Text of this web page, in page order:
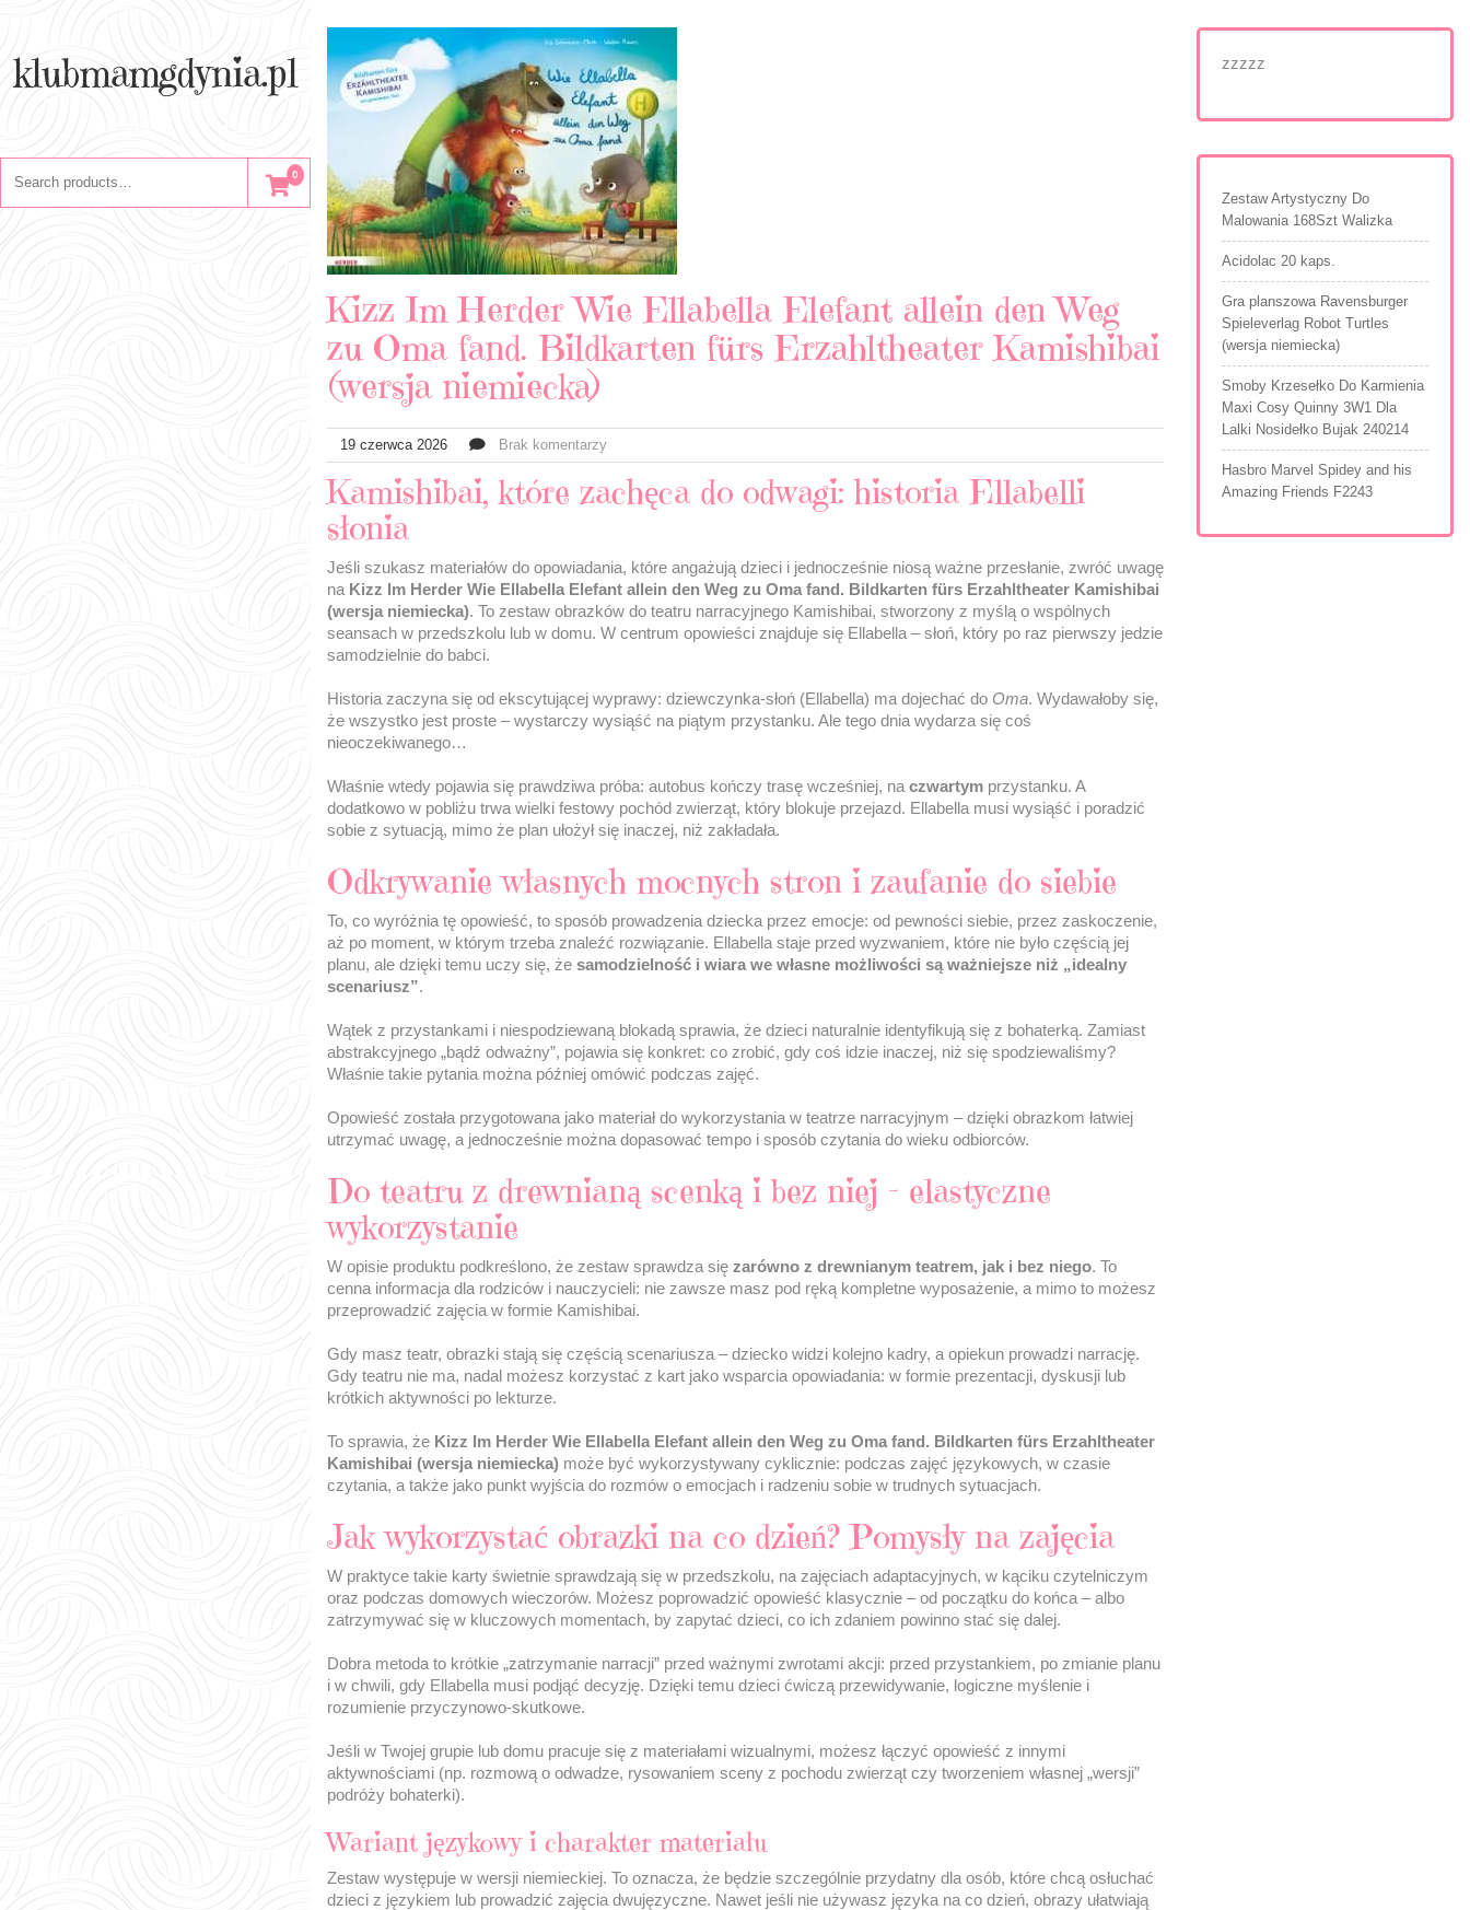
content
klubmamgdynia.pl
for:
0
Kizz Im Herder Wie Ellabella Elefant allein den Weg
zu Oma fand. Bildkarten fürs Erzahltheater Kamishibai
(wersja niemiecka)
19 czerwca 2026 Brak komentarzy
Kamishibai, które zachęca do odwagi: historia Ellabelli
słonia
Jeśli szukasz materiałów do opowiadania, które angażują dzieci i jednocześnie niosą ważne przesłanie, zwróć uwagę
na Kizz Im Herder Wie Ellabella Elefant allein den Weg zu Oma fand. Bildkarten fürs Erzahltheater Kamishibai
(wersja niemiecka). To zestaw obrazków do teatru narracyjnego Kamishibai, stworzony z myślą o wspólnych
seansach w przedszkolu lub w domu. W centrum opowieści znajduje się Ellabella – słoń, który po raz pierwszy jedzie
samodzielnie do babci.
Historia zaczyna się od ekscytującej wyprawy: dziewczynka-słoń (Ellabella) ma dojechać do Oma. Wydawałoby się,
że wszystko jest proste – wystarczy wysiąść na piątym przystanku. Ale tego dnia wydarza się coś
nieoczekiwanego…
Właśnie wtedy pojawia się prawdziwa próba: autobus kończy trasę wcześniej, na czwartym przystanku. A
dodatkowo w pobliżu trwa wielki festowy pochód zwierząt, który blokuje przejazd. Ellabella musi wysiąść i poradzić
sobie z sytuacją, mimo że plan ułożył się inaczej, niż zakładała.
Odkrywanie własnych mocnych stron i zaufanie do siebie
To, co wyróżnia tę opowieść, to sposób prowadzenia dziecka przez emocje: od pewności siebie, przez zaskoczenie,
aż po moment, w którym trzeba znaleźć rozwiązanie. Ellabella staje przed wyzwaniem, które nie było częścią jej
planu, ale dzięki temu uczy się, że samodzielność i wiara we własne możliwości są ważniejsze niż „idealny
scenariusz”.
Wątek z przystankami i niespodziewaną blokadą sprawia, że dzieci naturalnie identyfikują się z bohaterką. Zamiast
abstrakcyjnego „bądź odważny”, pojawia się konkret: co zrobić, gdy coś idzie inaczej, niż się spodziewaliśmy?
Właśnie takie pytania można później omówić podczas zajęć.
Opowieść została przygotowana jako materiał do wykorzystania w teatrze narracyjnym – dzięki obrazkom łatwiej
utrzymać uwagę, a jednocześnie można dopasować tempo i sposób czytania do wieku odbiorców.
Do teatru z drewnianą scenką i bez niej – elastyczne
wykorzystanie
W opisie produktu podkreślono, że zestaw sprawdza się zarówno z drewnianym teatrem, jak i bez niego. To
cenna informacja dla rodziców i nauczycieli: nie zawsze masz pod ręką kompletne wyposażenie, a mimo to możesz
przeprowadzić zajęcia w formie Kamishibai.
Gdy masz teatr, obrazki stają się częścią scenariusza – dziecko widzi kolejno kadry, a opiekun prowadzi narrację.
Gdy teatru nie ma, nadal możesz korzystać z kart jako wsparcia opowiadania: w formie prezentacji, dyskusji lub
krótkich aktywności po lekturze.
To sprawia, że Kizz Im Herder Wie Ellabella Elefant allein den Weg zu Oma fand. Bildkarten fürs Erzahltheater
Kamishibai (wersja niemiecka) może być wykorzystywany cyklicznie: podczas zajęć językowych, w czasie
czytania, a także jako punkt wyjścia do rozmów o emocjach i radzeniu sobie w trudnych sytuacjach.
Jak wykorzystać obrazki na co dzień? Pomysły na zajęcia
W praktyce takie karty świetnie sprawdzają się w przedszkolu, na zajęciach adaptacyjnych, w kąciku czytelniczym
oraz podczas domowych wieczorów. Możesz poprowadzić opowieść klasycznie – od początku do końca – albo
zatrzymywać się w kluczowych momentach, by zapytać dzieci, co ich zdaniem powinno stać się dalej.
Dobra metoda to krótkie „zatrzymanie narracji” przed ważnymi zwrotami akcji: przed przystankiem, po zmianie planu
i w chwili, gdy Ellabella musi podjąć decyzję. Dzięki temu dzieci ćwiczą przewidywanie, logiczne myślenie i
rozumienie przyczynowo-skutkowe.
Jeśli w Twojej grupie lub domu pracuje się z materiałami wizualnymi, możesz łączyć opowieść z innymi
aktywnościami (np. rozmową o odwadze, rysowaniem sceny z pochodu zwierząt czy tworzeniem własnej „wersji”
podróży bohaterki).
Wariant językowy i charakter materiału
Zestaw występuje w wersji niemieckiej. To oznacza, że będzie szczególnie przydatny dla osób, które chcą osłuchać
dzieci z językiem lub prowadzić zajęcia dwujęzyczne. Nawet jeśli nie używasz języka na co dzień, obrazy ułatwiają
zzzzz
Zestaw Artystyczny Do
Malowania 168Szt Walizka
Acidolac 20 kaps.
Gra planszowa Ravensburger
Spieleverlag Robot Turtles
(wersja niemiecka)
Smoby Krzesełko Do Karmienia
Maxi Cosy Quinny 3W1 Dla
Lalki Nosidełko Bujak 240214
Hasbro Marvel Spidey and his
Amazing Friends F2243